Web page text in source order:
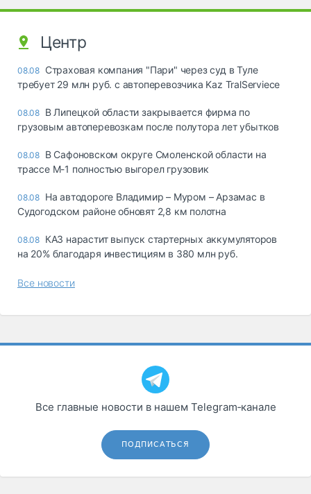
Центр
08.08 Страховая компания "Пари" через суд в Туле
требует 29 млн руб. с автоперевозчика Kaz TralServiece
08.08 В Липецкой области закрывается фирма по
грузовым автоперевозкам после полутора лет убытков
08.08 В Сафоновском округе Смоленской области на
трассе М-1 полностью выгорел грузовик
08.08 На автодороге Владимир – Муром – Арзамас в
Судогодском районе обновят 2,8 км полотна
08.08 КАЗ нарастит выпуск стартерных аккумуляторов
на 20% благодаря инвестициям в 380 млн руб.
Все новости
Все главные новости в нашем Telegram‑канале
ПОДПИСАТЬСЯ